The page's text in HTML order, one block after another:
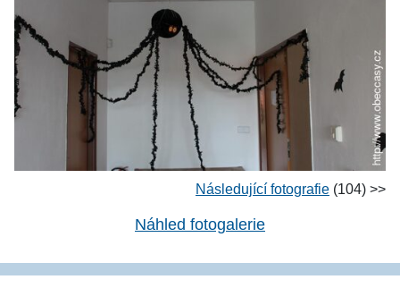
Následující fotografie (104) >>
Náhled fotogalerie